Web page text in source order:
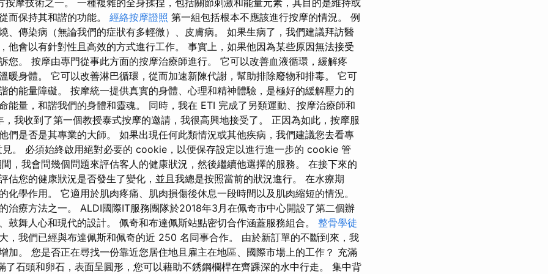
而保持其和諧的功能。 經絡按摩證照 第一組包括根本不應該進行按摩的情況。 例
、傳染病（無論我們的症狀有多輕微）、皮膚病。 如果生病了，我們建議拜訪醫
他會以有針對性且高效的方式進行工作。 事實上，如果他因為某些原因無法接受
您。 按摩由專門從事此方面的按摩治療師進行。 它可以改善血液循環，緩解疼
暖身體。 它可以改善淋巴循環，從而加速新陳代謝，幫助排除廢物和排毒。 它可
的能量障礙。 按摩統一提供真實的身體、心理和精神體驗，是極好的緩解壓力的
能量，和諧我們的身體和靈魂。 同時，我在 ETI 完成了另類運動、按摩治療師和
我收到了第一個教授泰式按摩的邀請，我很高興地接受了。 正因為如此，按摩服
們是否是其專業的大師。 如果出現任何此類情況或其他疾病，我們建議您去看專
。 必須始終啟用絕對必要的 cookie，以便保存設定以進行進一步的 cookie 管
，我會問幾個問題來評估客人的健康狀況，然後繼續他選擇的服務。 在接下來的
估您的健康狀況是否發生了變化，並且我總是按照當前的狀況進行。 在水療期
化學作用。 它適用於肌肉疼痛、肌肉損傷後休息一段時間以及肌肉縮短的情況。
治療方法之一。 ALDI國際IT服務團隊於2018年3月在佩奇市中心開設了第二個辦
鼓舞人心和現代的設計。 佩奇和布達佩斯站點密切合作涵蓋服務組合。 整骨學徒
，我們已經與布達佩斯和佩奇的近 250 名同事合作。 由於新訂單的不斷到來，我
加。 您是否正在尋找一份靠近您居住地且雇主在地區、國際市場上的工作？ 充滿
了石頭和卵石，表面呈圓形，您可以藉助不銹鋼欄桿在齊踝深的水中行走。 集中背